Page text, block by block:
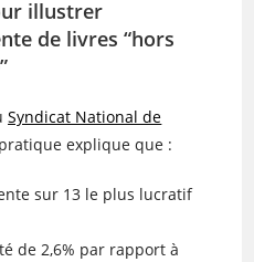
illustrer
de livres “hors
Syndicat National de
explique que :
sur 13 le plus lucratif
de 2,6% par rapport à